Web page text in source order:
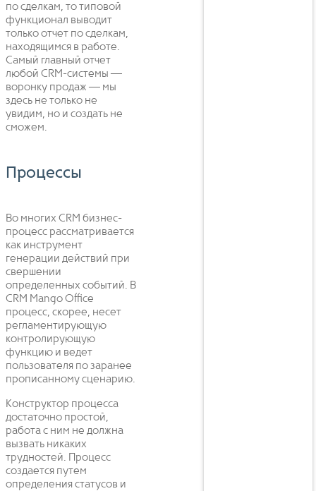
по сделкам, то типовой
функционал выводит
только отчет по сделкам,
находящимся в работе.
Самый главный отчет
любой CRM-системы —
воронку продаж — мы
здесь не только не
увидим, но и создать не
сможем.
Процессы
Во многих CRM бизнес-
процесс рассматривается
как инструмент
генерации действий при
свершении
определенных событий. В
CRM Mango Office
процесс, скорее, несет
регламентирующую
контролирующую
функцию и ведет
пользователя по заранее
прописанному сценарию.
Конструктор процесса
достаточно простой,
работа с ним не должна
вызвать никаких
трудностей. Процесс
создается путем
определения статусов и